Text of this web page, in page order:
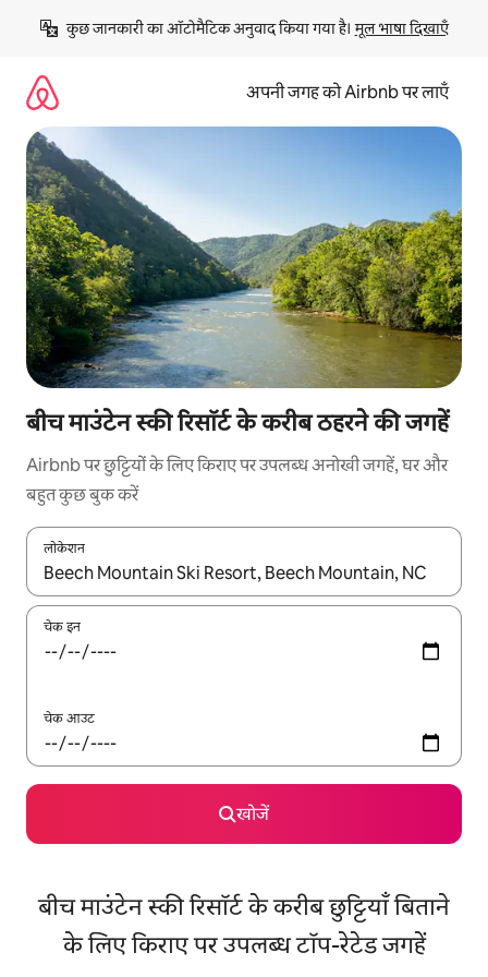
छोड़कर
कॉन्टेंट
कुछ जानकारी का ऑटोमैटिक अनुवाद किया गया है। मूल भाषा दिखाएँ
अपनी जगह को Airbnb पर लाएँ
बीच माउंटेन स्की रिसॉर्ट के करीब ठहरने की जगहें
Airbnb पर छुट्टियों के लिए किराए पर उपलब्ध अनोखी जगहें, घर और
बहुत कुछ बुक करें
लोकेशन
नतीजों के उपलब्ध होने पर, अप और डाउन 'ऐरो की' का इस्तेमाल करके नेविगेट
चेक इन
चेक आउट
खोजें
बीच माउंटेन स्की रिसॉर्ट के करीब छुट्टियाँ बिताने
के लिए किराए पर उपलब्ध टॉप-रेटेड जगहें